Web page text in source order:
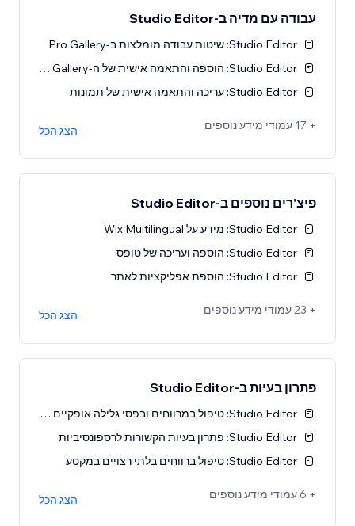
עבודה עם מדיה ב-Studio Editor
Studio Editor: שיטות עבודה מומלצות ב-Pro Gallery
Studio Editor: הוספה והתאמה אישית של ה-Pro Gallery
Studio Editor: עריכה והתאמה אישית של תמונות
+ 17 עמודי מידע נוספים הצג הכל
פיצ'רים נוספים ב-Studio Editor
Studio Editor: מידע על Wix Multilingual
Studio Editor: הוספה ועריכה של טופס
Studio Editor: הוספת אפליקציות לאתר
+ 23 עמודי מידע נוספים הצג הכל
פתרון בעיות ב-Studio Editor
Studio Editor: טיפול במרווחים ובפסי גלילה אופקיים לא רצויים
Studio Editor: פתרון בעיות הקשורות לרספונסיביות
Studio Editor: טיפול ברווחים בלתי רצויים במקטע
+ 6 עמודי מידע נוספים הצג הכל